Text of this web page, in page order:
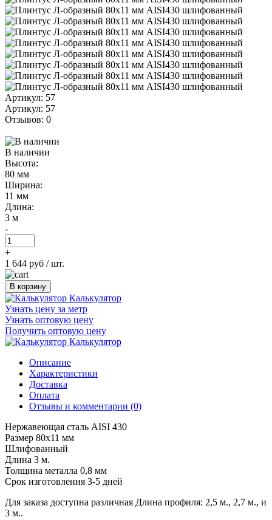
Артикул: 57
Артикул: 57
Отзывов: 0
В наличии
Высота:
80 мм
Ширина:
11 мм
Длина:
3 м
-
+
1 644 руб / шт.
В корзину
Калькулятор
Узнать цену за метр
Узнать оптовую цену
Получить оптовую цену
Калькулятор
Описание
Характеристики
Доставка
Оплата
Отзывы и комментарии (0)
Нержавеющая сталь AISI 430
Размер 80х11 мм
Шлифованный
Длина 3 м.
Толщина металла 0,8 мм
Срок изготовления 3-5 дней
Для заказа доступна различная Длина профиля: 2,5 м., 2,7 м., и
3 м..